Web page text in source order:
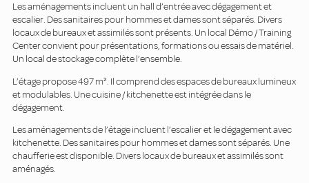
Les aménagements incluent un hall d’entrée avec dégagement et
escalier. Des sanitaires pour hommes et dames sont séparés. Divers
locaux de bureaux et assimilés sont présents. Un local Démo / Training
Center convient pour présentations, formations ou essais de matériel.
Un local de stockage complète l’ensemble.
L’étage propose 497 m². Il comprend des espaces de bureaux lumineux
et modulables. Une cuisine / kitchenette est intégrée dans le
dégagement.
Les aménagements de l’étage incluent l’escalier et le dégagement avec
kitchenette. Des sanitaires pour hommes et dames sont séparés. Une
chaufferie est disponible. Divers locaux de bureaux et assimilés sont
aménagés.